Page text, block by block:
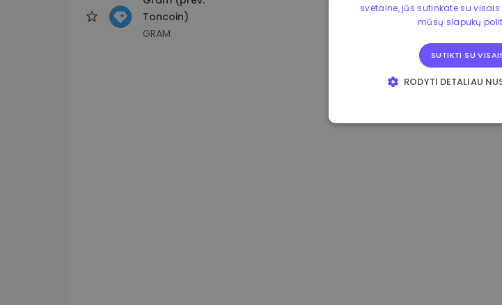
Toncoin)
GRAM
1.170000 €
svetaine, jūs sutinkate su
mūsų slapukų
SUTIKTI SU
RODYTI DETALIAU